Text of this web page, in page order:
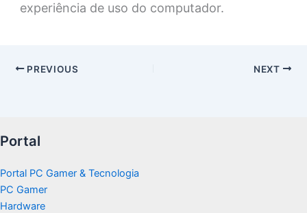
experiência de uso do computador.
PREVIOUS NEXT
Portal
Portal PC Gamer & Tecnologia
PC Gamer
Hardware